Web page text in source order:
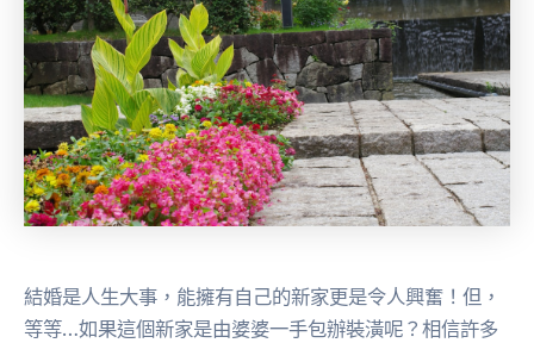
結婚是人生大事，能擁有自己的新家更是令人興奮！但，
等等…如果這個新家是由婆婆一手包辦裝潢呢？相信許多